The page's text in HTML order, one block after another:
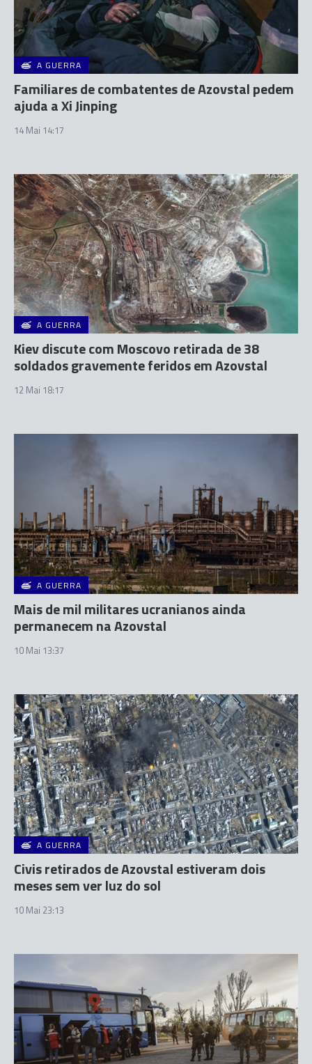
A GUERRA
Familiares de combatentes de Azovstal pedem
ajuda a Xi Jinping
14 Mai 14:17
A GUERRA
Kiev discute com Moscovo retirada de 38
soldados gravemente feridos em Azovstal
12 Mai 18:17
A GUERRA
Mais de mil militares ucranianos ainda
permanecem na Azovstal
10 Mai 13:37
A GUERRA
Civis retirados de Azovstal estiveram dois
meses sem ver luz do sol
10 Mai 23:13